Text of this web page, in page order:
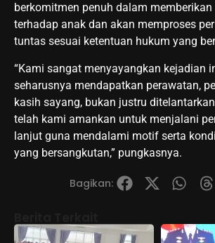
berkomitmen penuh dalam
terhadap anak dan akan memproses
tuntas sesuai ketentuan hukum yang
“Kami sangat menyayangkan kejadian
seharusnya mendapatkan perawatan,
kasih sayang, bukan justru
telah kami amankan untuk menjalani
lanjut guna mendalami motif serta
yang bersangkutan,” pungkasnya.
Bagikan: